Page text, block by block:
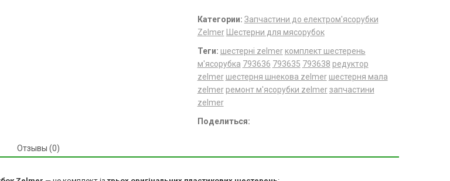
Категории: Запчастини до електром'ясорубки
Zelmer
Шестерни для мясорубок
Теги: шестерні zelmer комплект шестерень
м'ясорубка 793636 793635 793638 редуктор
zelmer шестерня шнекова zelmer шестерня мала
zelmer ремонт м'ясорубки zelmer запчастини
zelmer
Поделиться:
Отзывы (0)